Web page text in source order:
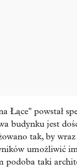
Łące" powstał
budynku jest
tak, by
umożliwić im
podoba taki